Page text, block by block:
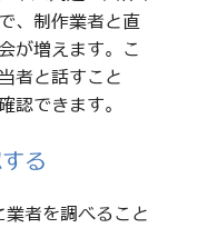
、制作業者と直
が増えます。こ
者と話すこと
認できます。
る
者を調べること